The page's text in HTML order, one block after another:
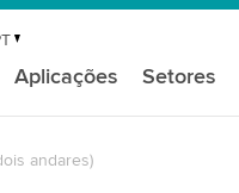
Aplicações Setores
andares)